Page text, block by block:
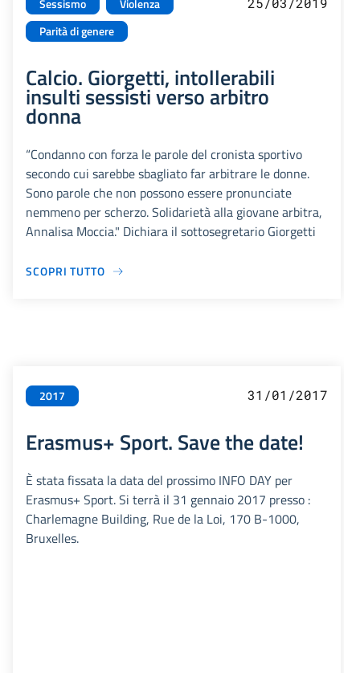
Sessismo
Violenza
Parità di genere
Calcio. Giorgetti, intollerabili
insulti sessisti verso arbitro
donna
“Condanno con forza le parole del cronista sportivo
secondo cui sarebbe sbagliato far arbitrare le donne.
Sono parole che non possono essere pronunciate
nemmeno per scherzo. Solidarietà alla giovane arbitra,
Annalisa Moccia." Dichiara il sottosegretario Giorgetti
SCOPRI TUTTO
2017 31/01/2017
Erasmus+ Sport. Save the date!
È stata fissata la data del prossimo INFO DAY per
Erasmus+ Sport. Si terrà il 31 gennaio 2017 presso :
Charlemagne Building, Rue de la Loi, 170 B-1000,
Bruxelles.